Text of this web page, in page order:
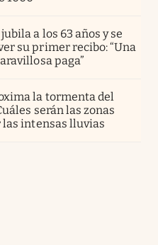
jubila a los 63 años y se
su primer recibo: “Una
paga”
la tormenta del
serán las zonas
las intensas lluvias